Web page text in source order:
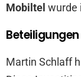
Mobiltel wurde
Martin Schlaff